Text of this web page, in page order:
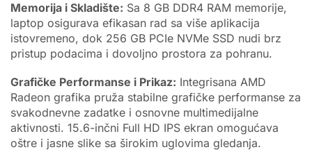
Memorija i Skladište: Sa 8 GB DDR4 RAM memorije,
laptop osigurava efikasan rad sa više aplikacija
istovremeno, dok 256 GB PCIe NVMe SSD nudi brz
pristup podacima i dovoljno prostora za pohranu.
Grafičke Performanse i Prikaz: Integrisana AMD
Radeon grafika pruža stabilne grafičke performanse za
svakodnevne zadatke i osnovne multimedijalne
aktivnosti. 15.6-inčni Full HD IPS ekran omogućava
oštre i jasne slike sa širokim uglovima gledanja.